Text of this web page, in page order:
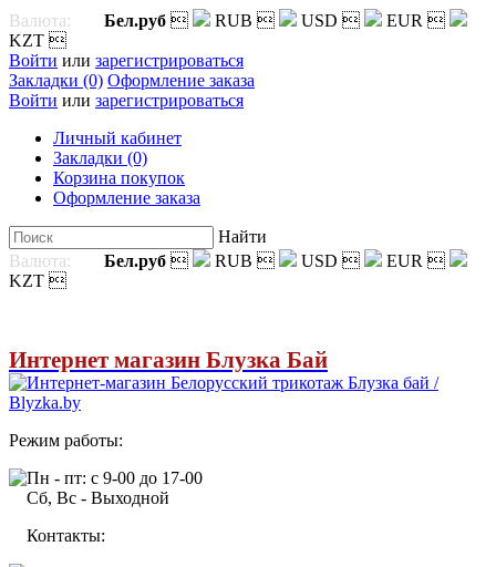
Валюта: Бел.руб  RUB  USD  EUR 
KZT 
Войти или зарегистрироваться
Закладки (0) Оформление заказа
Войти или зарегистрироваться
Личный кабинет
Закладки (0)
Корзина покупок
Оформление заказа
Найти
Валюта:
Бел.руб  RUB  USD  EUR 
KZT 
Интернет магазин Блузка Бай
Режим работы:
Пн - пт: с 9-00 до 17-00
Сб, Вс - Выходной
Контакты: